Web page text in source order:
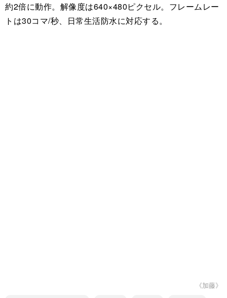
約2倍に動作。解像度は640×480ピクセル。フレームレー
トは30コマ/秒、日常生活防水に対応する。
《加藤》